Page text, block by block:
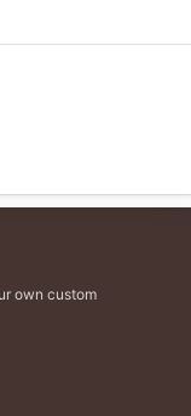
own custom